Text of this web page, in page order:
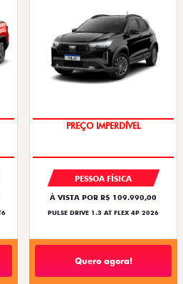
PREÇO IMPERDÍVEL
PESSOA FÍSICA
À VISTA POR R$ 109.990,00
PULSE DRIVE 1.3 AT FLEX 4P 2026
Quero agora!